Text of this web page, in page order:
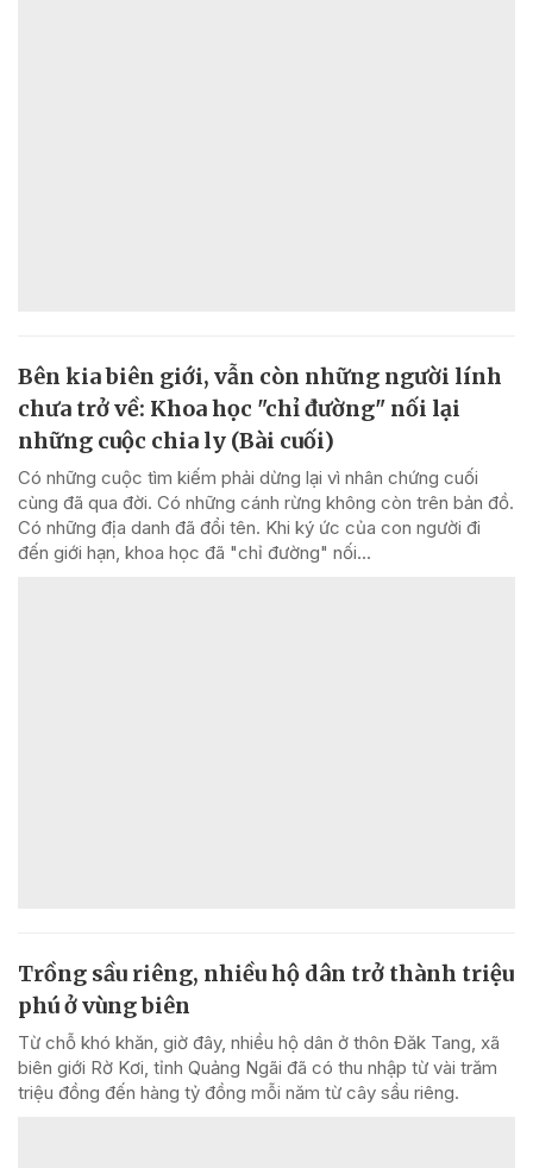
Bên kia biên giới, vẫn còn những người lính
chưa trở về: Khoa học "chỉ đường" nối lại
những cuộc chia ly (Bài cuối)
Có những cuộc tìm kiếm phải dừng lại vì nhân chứng cuối
cùng đã qua đời. Có những cánh rừng không còn trên bản đồ.
Có những địa danh đã đổi tên. Khi ký ức của con người đi
đến giới hạn, khoa học đã "chỉ đường" nối...
Trồng sầu riêng, nhiều hộ dân trở thành triệu
phú ở vùng biên
Từ chỗ khó khăn, giờ đây, nhiều hộ dân ở thôn Đăk Tang, xã
biên giới Rờ Kơi, tỉnh Quảng Ngãi đã có thu nhập từ vài trăm
triệu đồng đến hàng tỷ đồng mỗi năm từ cây sầu riêng.